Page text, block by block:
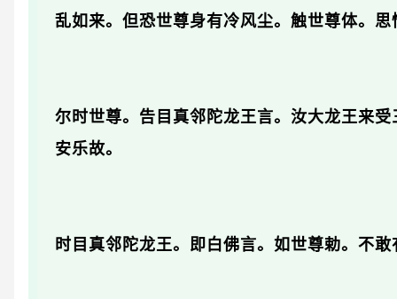
乱如来。但恐世尊身有冷风尘。触世尊体。
尔时世尊。告目真邻陀龙王言。汝大龙王来
安乐故。
时目真邻陀龙王。即白佛言。如世尊勅。不敢